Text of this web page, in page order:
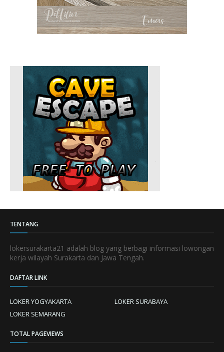
TENTANG
lokersurakarta21 adalah blog yang berbagi informasi lowongan
kerja wilayah Surakarta dan Jawa Tengah.
DAFTAR LINK
LOKER YOGYAKARTA
LOKER SURABAYA
LOKER SEMARANG
TOTAL PAGEVIEWS